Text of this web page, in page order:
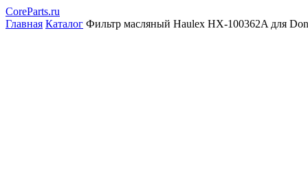
CoreParts.ru
Главная Каталог Фильтр масляный Haulex HX-100362A для